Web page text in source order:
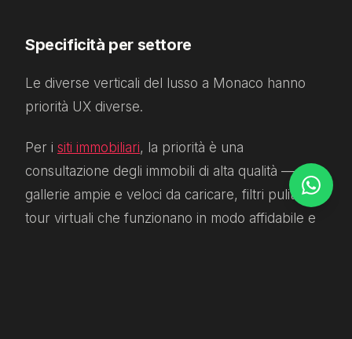
Specificità per settore
Le diverse verticali del lusso a Monaco hanno
priorità UX diverse.
Per i siti immobiliari, la priorità è una
consultazione degli immobili di alta qualità —
gallerie ampie e veloci da caricare, filtri puliti,
tour virtuali che funzionano in modo affidabile e